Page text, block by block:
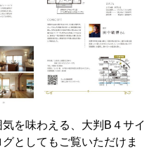
を味わえる、大判B４サイ
としてもご覧いただけま